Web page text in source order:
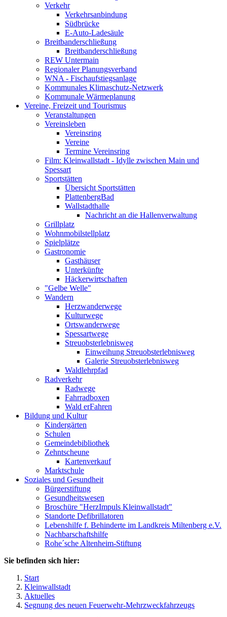
Verkehr
Verkehrsanbindung
Südbrücke
E-Auto-Ladesäule
Breitbanderschließung
Breitbanderschließung
REW Untermain
Regionaler Planungsverband
WNA - Fischaufstiegsanlage
Kommunales Klimaschutz-Netzwerk
Kommunale Wärmeplanung
Vereine, Freizeit und Tourismus
Veranstaltungen
Vereinsleben
Vereinsring
Vereine
Termine Vereinsring
Film: Kleinwallstadt - Idylle zwischen Main und
Spessart
Sportstätten
Übersicht Sportstätten
PlattenbergBad
Wallstadthalle
Nachricht an die Hallenverwaltung
Grillplatz
Wohnmobilstellplatz
Spielplätze
Gastronomie
Gasthäuser
Unterkünfte
Häckerwirtschaften
"Gelbe Welle"
Wandern
Herzwanderwege
Kulturwege
Ortswanderwege
Spessartwege
Streuobsterlebnisweg
Einweihung Streuobsterlebnisweg
Galerie Streuobsterlebnisweg
Waldlehrpfad
Radverkehr
Radwege
Fahrradboxen
Wald erFahren
Bildung und Kultur
Kindergärten
Schulen
Gemeindebibliothek
Zehntscheune
Kartenverkauf
Marktschule
Soziales und Gesundheit
Bürgerstiftung
Gesundheitswesen
Broschüre "HerzImpuls Kleinwallstadt"
Standorte Defibrillatoren
Lebenshilfe f. Behinderte im Landkreis Miltenberg e.V.
Nachbarschaftshilfe
Rohe´sche Altenheim-Stiftung
Sie befinden sich hier:
Start
Kleinwallstadt
Aktuelles
Segnung des neuen Feuerwehr-Mehrzweckfahrzeugs